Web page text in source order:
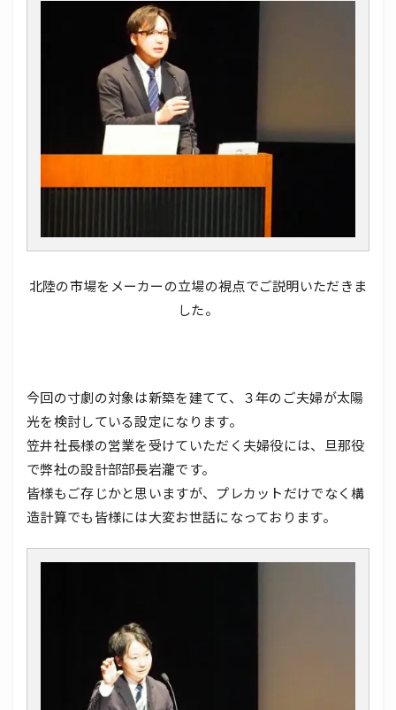
北陸の市場をメーカーの立場の視点でご説明いただきま
した。
今回の寸劇の対象は新築を建てて、３年のご夫婦が太陽
光を検討している設定になります。
笠井社長様の営業を受けていただく夫婦役には、旦那役
で弊社の設計部部長岩瀧です。
皆様もご存じかと思いますが、プレカットだけでなく構
造計算でも皆様には大変お世話になっております。